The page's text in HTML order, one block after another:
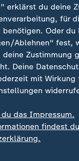
sind oft
war ein
18 Jahren alt.
waren sogar
strafmündig.
dürfte mit dem
im Internet zu
Diskussionen
erklärst du deine
für
benötigen. Oder du
Ablehnen" fest,
deine Zustimmung
Deine
mit Wirkung
das Impressum.
findest